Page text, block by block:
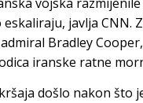
javlja CNN.
Bradley
iranske ratne
došlo nakon što